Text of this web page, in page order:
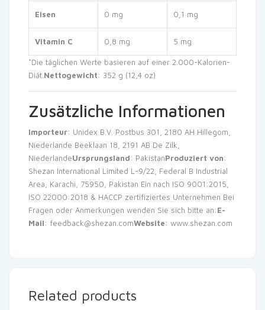
Eisen 0 mg 0,1 mg
Vitamin C 0,8 mg 5 mg
*Die täglichen Werte basieren auf einer 2.000-Kalorien-
Diät. Nettogewicht: 352 g (12,4 oz)
Zusätzliche Informationen
Importeur: Unidex B.V. Postbus 301, 2180 AH Hillegom,
Niederlande Beeklaan 18, 2191 AB De Zilk,
NiederlandeUrsprungsland: PakistanProduziert von:
Shezan International Limited L-9/22, Federal B Industrial
Area, Karachi, 75950, Pakistan Ein nach ISO 9001:2015,
ISO 22000:2018 & HACCP zertifiziertes Unternehmen Bei
Fragen oder Anmerkungen wenden Sie sich bitte an:E-
Mail: feedback@shezan.comWebsite: www.shezan.com
Related products